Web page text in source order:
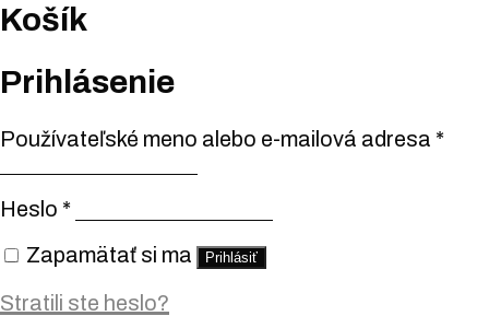
Košík
Prihlásenie
Používateľské meno alebo e-mailová adresa *
Heslo *
Zapamätať si ma
Prihlásiť
Stratili ste heslo?